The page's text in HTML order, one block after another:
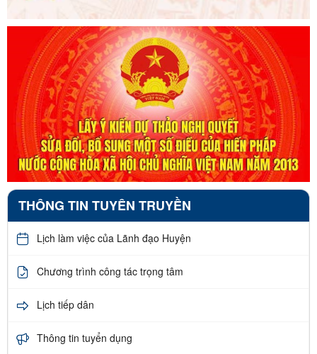
THÔNG TIN TUYÊN TRUYỀN
Lịch làm việc của Lãnh đạo Huyện
Chương trình công tác trọng tâm
Lịch tiếp dân
Thông tin tuyển dụng